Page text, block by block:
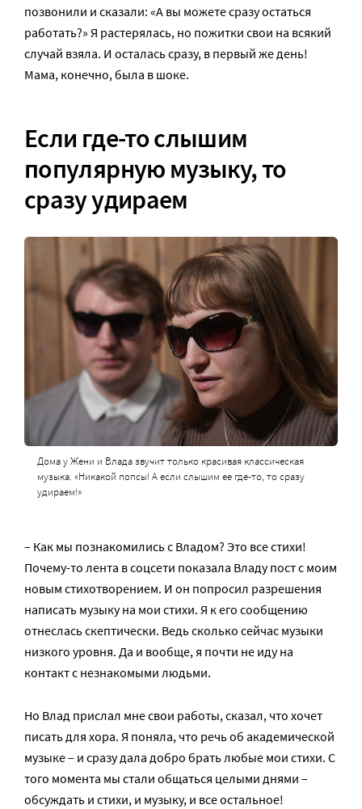
позвонили и сказали: «А вы можете сразу остаться
работать?» Я растерялась, но пожитки свои на всякий
случай взяла. И осталась сразу, в первый же день!
Мама, конечно, была в шоке.
Если где-то слышим
популярную музыку, то
сразу удираем
Дома у Жени и Влада звучит только красивая классическая
музыка. «Никакой попсы! А если слышим ее где-то, то сразу
удираем!»
– Как мы познакомились с Владом? Это все стихи!
Почему-то лента в соцсети показала Владу пост с моим
новым стихотворением. И он попросил разрешения
написать музыку на мои стихи. Я к его сообщению
отнеслась скептически. Ведь сколько сейчас музыки
низкого уровня. Да и вообще, я почти не иду на
контакт с незнакомыми людьми.
Но Влад прислал мне свои работы, сказал, что хочет
писать для хора. Я поняла, что речь об академической
музыке – и сразу дала добро брать любые мои стихи. С
того момента мы стали общаться целыми днями –
обсуждать и стихи, и музыку, и все остальное!